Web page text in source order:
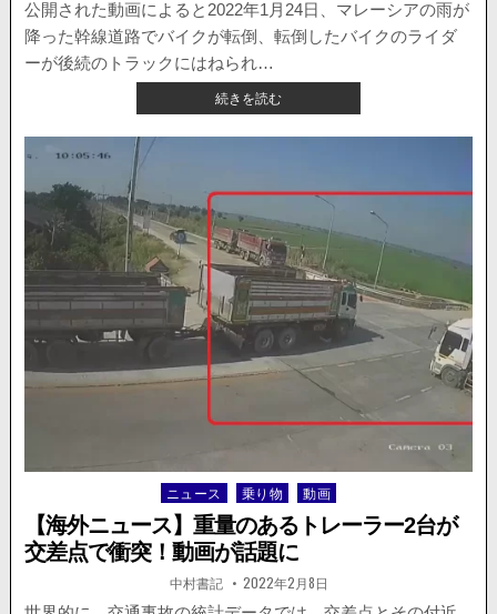
ん
と
回
日：
公開された動画によると2022年1月24日、マレーシアの雨が
降った幹線道路でバイクが転倒、転倒したバイクのライダ
ーが後続のトラックにはねられ…
続きを読む【ド
ラ
レ
倒
し
た
バ
イ
ク
ラ
イ
ダ
後
車
に
ひ
か
れ
か
け
Posted
in
ニュース 乗り物 動画
【海外ニュース】重量のあるトレーラー2台が
交差点で衝突！動画が話題に
著
者:
中村書記 掲
載
日：
2022年2月8日